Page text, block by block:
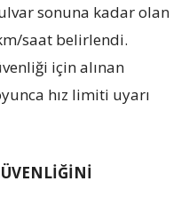
sonuna kadar olan
km/saat belirlendi.
için alınan
hız limiti uyarı